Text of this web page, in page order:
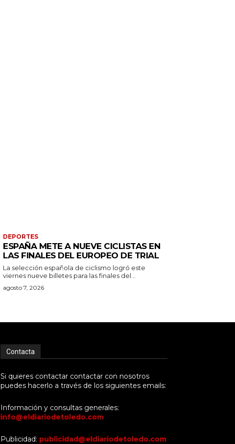
DEPORTES
ESPAÑA METE A NUEVE CICLISTAS EN
LAS FINALES DEL EUROPEO DE TRIAL
La selección española de ciclismo logró este
viernes nueve billetes para las finales del...
agosto 7, 2026
Contacta
Si quieres contactar contactar con nosotros
puedes hacerlo a través de los siguientes emails:
Información y consultas generales:
info@eldiariodetoledo.com
Publicidad: publicidad@eldiariodetoledo.com